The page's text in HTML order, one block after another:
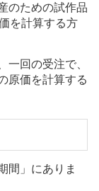
のための試作品
を計算する方
一回の受注で、
原価を計算する
間」にありま